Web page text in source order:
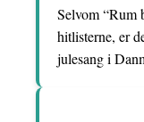
Selvom “Rum
hitlisterne, er
julesang i